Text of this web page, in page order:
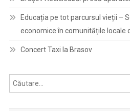
Educația pe tot parcursul vieții –
economice în comunitățile locale
Concert Taxi la Brasov